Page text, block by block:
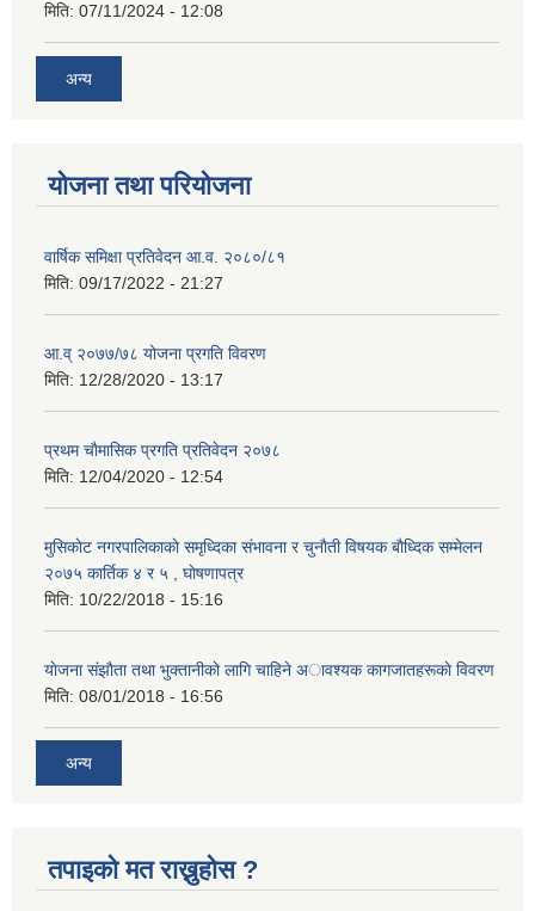
मिति: 07/11/2024 - 12:08
अन्य
योजना तथा परियोजना
वार्षिक समिक्षा प्रतिवेदन आ.व. २०८०/८१
मिति: 09/17/2022 - 21:27
आ.व् २०७७/७८ योजना प्रगति विवरण
मिति: 12/28/2020 - 13:17
प्रथम चाैमासिक प्रगति प्रतिवेदन २०७८
मिति: 12/04/2020 - 12:54
मुसिकाेट नगरपालिकाकाे समृध्दिका संभावना र चुनाैती विषयक बाैध्दिक सम्मेलन
२०७५ कार्तिक ४ र ५ , घाेषणापत्र
मिति: 10/22/2018 - 15:16
याेजना संझाैता तथा भुक्तानीकाे लागि चाहिने अावश्यक कागजातहरूकाे विवरण
मिति: 08/01/2018 - 16:56
अन्य
तपाइको मत राख्नुहोस ?